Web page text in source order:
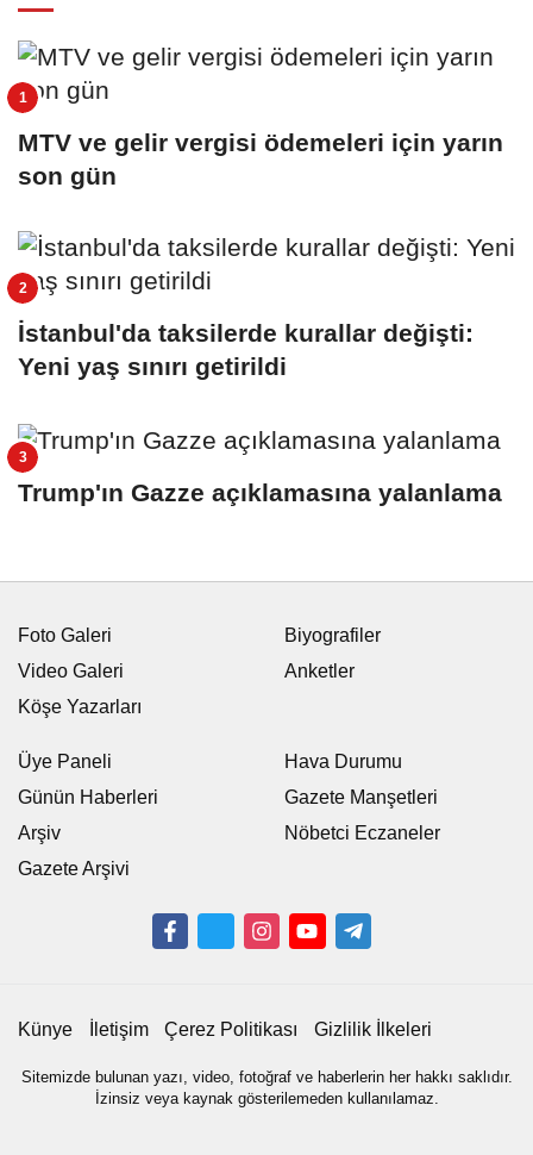
MTV ve gelir vergisi ödemeleri için yarın
son gün
İstanbul'da taksilerde kurallar değişti:
Yeni yaş sınırı getirildi
Trump'ın Gazze açıklamasına yalanlama
Foto Galeri
Video Galeri
Köşe Yazarları
Biyografiler
Anketler
Üye Paneli
Günün Haberleri
Arşiv
Gazete Arşivi
Hava Durumu
Gazete Manşetleri
Nöbetci Eczaneler
Künye İletişim Çerez Politikası Gizlilik İlkeleri
Sitemizde bulunan yazı, video, fotoğraf ve haberlerin her hakkı saklıdır.
İzinsiz veya kaynak gösterilemeden kullanılamaz.